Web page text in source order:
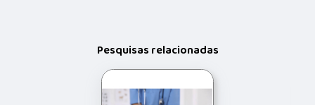
Pesquisas relacionadas